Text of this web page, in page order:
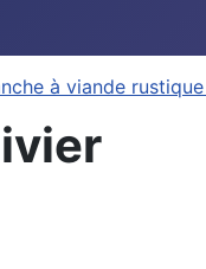
à viande